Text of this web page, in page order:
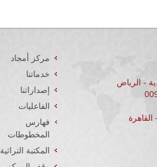
- الرياض
مركز أمجاد
خدماتنا
إصداراتنا
الفاعليات
فهارس
المخطوطات
المكتبة التراثية